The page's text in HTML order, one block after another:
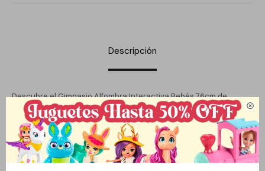

Descripción
Descubre el Gimnasio Alfombra Interactiva Bebés 76cm de
MalPlay, diseñado para estimular la coordinación y el desarrollo
sensorial de los más pequeños. Con una variedad de juguetes
colgantes, esta alfombra interactiva ofrece un entorno seguro y
divertido para que los bebés exploren y aprendan mientras